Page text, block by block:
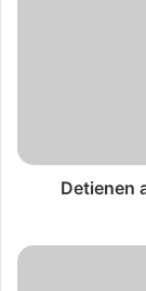
Detienen